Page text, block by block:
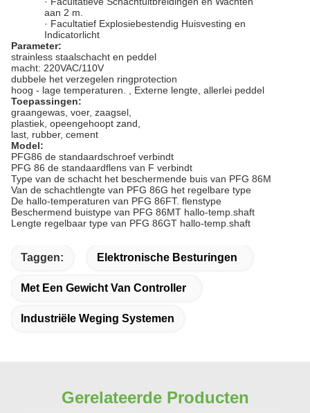
aan 2 m.
· Facultatief Explosiebestendig Huisvesting en
Indicatorlicht
Parameter:
strainless staalschacht en peddel
macht: 220VAC/110V
dubbele het verzegelen ringprotection
hoog - lage temperaturen. , Externe lengte, allerlei peddel
Toepassingen:
graangewas, voer, zaagsel,
plastiek, opeengehoopt zand,
last, rubber, cement
Model:
PFG86 de standaardschroef verbindt
PFG 86 de standaardflens van F verbindt
Type van de schacht het beschermende buis van PFG 86M
Van de schachtlengte van PFG 86G het regelbare type
De hallo-temperaturen van PFG 86FT. flenstype
Beschermend buistype van PFG 86MT hallo-temp.shaft
Lengte regelbaar type van PFG 86GT hallo-temp.shaft
Taggen: Elektronische Besturingen
Met Een Gewicht Van Controller
Industriële Weging Systemen
Gerelateerde Producten